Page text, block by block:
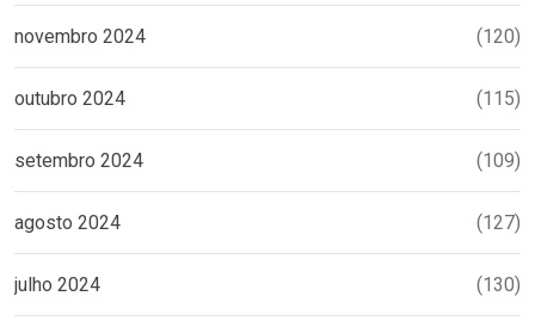
novembro 2024 (120)
outubro 2024 (115)
setembro 2024 (109)
agosto 2024 (127)
julho 2024 (130)